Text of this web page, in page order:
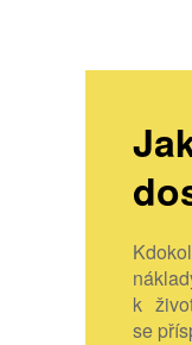
k
se